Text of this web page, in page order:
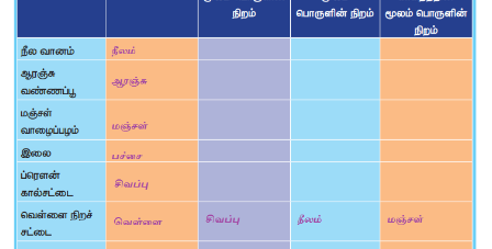
சிவப்பு நீலம் மற்றும் மஞ்சள் நிறம் கொண்ட ஜெலட்டின்
கொள்ளுங்கள். ஒவ்வொரு வண்ண ஜெலட்டின் காகிதத்தையும்
கொள்ளுங்கள். பின், அவை ஒவ்வொன்றின் மூலம்
கொடுக்கப்பட்டுள்ள ஒவ்வொரு பொருளையும் பார்க்கவும்.
வண்ணங்களை அட்டவணையில் எழுதுக.